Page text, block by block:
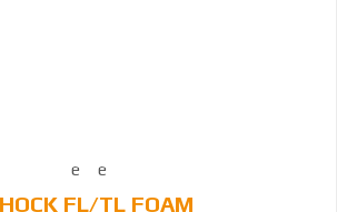
FL/TL FOAM